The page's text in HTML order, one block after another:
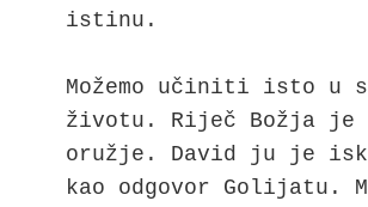
istinu.
Možemo učiniti isto u
životu. Riječ Božja je
oružje. David ju je
kao odgovor Golijatu.